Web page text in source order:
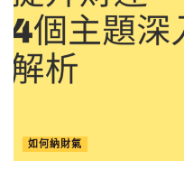
如何納財氣